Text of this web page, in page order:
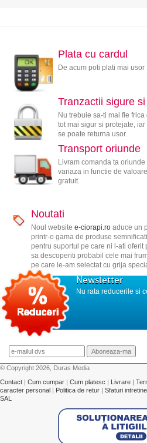
Plata cu cardul
De acum poti plati mai usor
Tranzactii sigure
Nu trebuie sa-ti mai fie
tot mai sigur si protejate,
se poate returna usor.
Transport oriunde
Livram comanda ta
variaza in functie de
gratuit.
Noutati
Noul website e-ciorapi.roaduce un
printr-o gama de produse
pentru suportul pe care ni l-ati oferit
sa descoperiti probabil cele mai
pe care le-am selectat cu grija
Newsletter
Nu rata reducerile si
© Copyright 2026, Duras Media
Contact | Cum cumpar | Cum platesc | Livrare |
caracter personal | Politica de retur | Sfaturi
SAL